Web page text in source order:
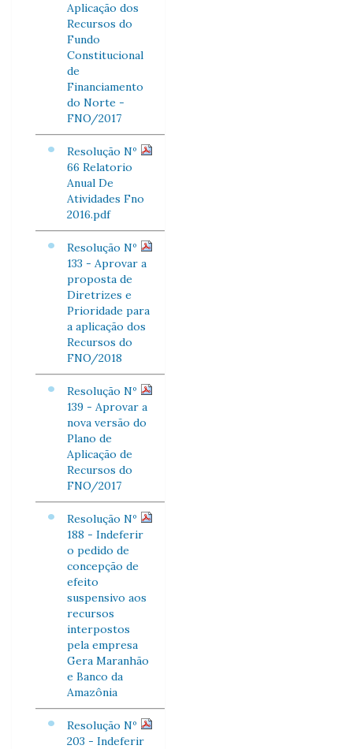
Aplicação dos
Recursos do
Fundo
Constitucional
de
Financiamento
do Norte -
FNO/2017
Resolução Nº
66 Relatorio
Anual De
Atividades Fno
2016.pdf
Resolução Nº
133 - Aprovar a
proposta de
Diretrizes e
Prioridade para
a aplicação dos
Recursos do
FNO/2018
Resolução Nº
139 - Aprovar a
nova versão do
Plano de
Aplicação de
Recursos do
FNO/2017
Resolução Nº
188 - Indeferir
o pedido de
concepção de
efeito
suspensivo aos
recursos
interpostos
pela empresa
Gera Maranhão
e Banco da
Amazônia
Resolução Nº
203 - Indeferir